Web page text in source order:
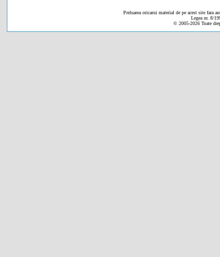
Preluarea oricarui material de pe acest site fara
Legea nr. 8/
© 2005-2026 Toate